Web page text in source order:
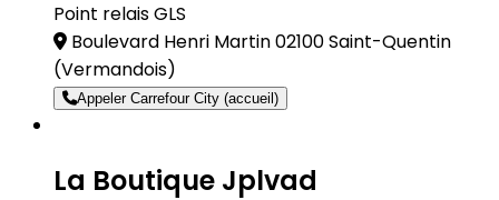
Point relais GLS
Boulevard Henri Martin 02100 Saint-Quentin
(Vermandois)
Appeler Carrefour City (accueil)
La Boutique Jplvad